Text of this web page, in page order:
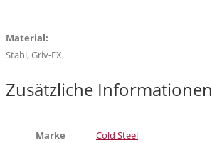
Material:
Stahl, Griv-EX
Zusätzliche Informationen
Marke Cold Steel